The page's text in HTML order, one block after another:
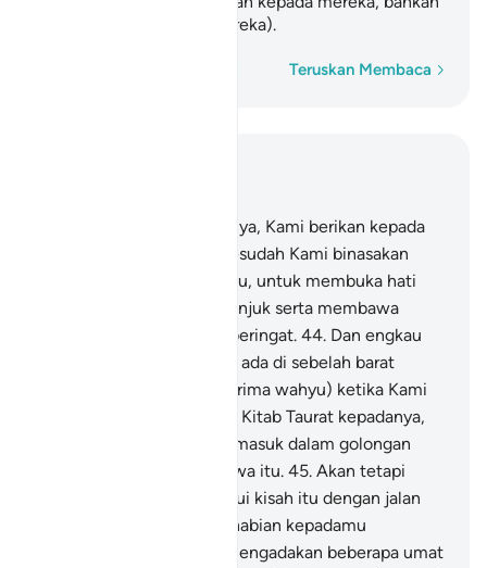
Kami terus menyeksa mereka).
Teruskan Membaca
Dan demi sesungguhnya, Kami berikan kepada
Nabi Musa Kitab Taurat sesudah Kami binasakan
kaum-kaum yang telah lalu, untuk membuka hati
dan menjadi hidayah petunjuk serta membawa
rahmat, semoga mereka beringat. 44. Dan engkau
(wahai Muhammad) tidak ada di sebelah barat
(tempat Nabi Musa menerima wahyu) ketika Kami
sempurnakan penyerahan Kitab Taurat kepadanya,
dan engkau juga tidak termasuk dalam golongan
yang menyaksikan peristiwa itu. 45. Akan tetapi
(engkau hanya mengetahui kisah itu dengan jalan
Kami memberi wahyu kenabian kepadamu
disebabkan) Kami telah mengadakan beberapa umat